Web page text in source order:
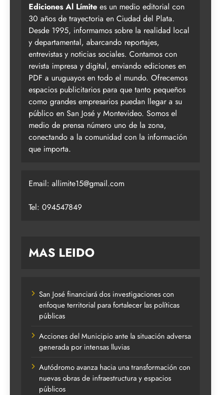
Ediciones Al Límite es un medio editorial con
30 años de trayectoria en Ciudad del Plata.
Desde 1995, informamos sobre la realidad local
y departamental, abarcando reportajes,
entrevistas y noticias sociales. Contamos con
revista impresa y digital, enviando ediciones en
PDF a uruguayos en todo el mundo. Ofrecemos
espacios publicitarios para que tanto pequeños
como grandes empresarios puedan llegar a su
público en San José y Montevideo. Somos el
medio de prensa número uno de la zona,
conectando a la comunidad con la información
que importa.
Email: allimite15@gmail.com
Tel: 094547849
MAS LEIDO
San José financiará dos investigaciones con
enfoque territorial para fortalecer las políticas
públicas
Acciones del Municipio ante la situación adversa
generada por intensas lluvias
Autódromo avanza hacia una transformación con
nuevas obras de infraestructura y espacios
públicos